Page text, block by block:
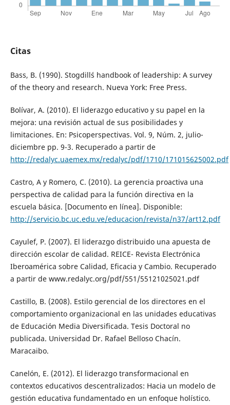
Citas
Bass, B. (1990). Stogdill´s handbook of leadership: A survey
of the theory and research. Nueva York: Free Press.
Bolívar, A. (2010). El liderazgo educativo y su papel en la
mejora: una revisión actual de sus posibilidades y
limitaciones. En: Psicoperspectivas. Vol. 9, Núm. 2, julio-
diciembre pp. 9-3. Recuperado a partir de
http://redalyc.uaemex.mx/redalyc/pdf/1710/171015625002.pdf
Castro, A y Romero, C. (2010). La gerencia proactiva una
perspectiva de calidad para la función directiva en la
escuela básica. [Documento en línea]. Disponible:
http://servicio.bc.uc.edu.ve/educacion/revista/n37/art12.pdf
Cayulef, P. (2007). El liderazgo distribuido una apuesta de
dirección escolar de calidad. REICE- Revista Electrónica
Iberoamérica sobre Calidad, Eficacia y Cambio. Recuperado
a partir de www.redalyc.org/pdf/551/55121025021.pdf
Castillo, B. (2008). Estilo gerencial de los directores en el
comportamiento organizacional en las unidades educativas
de Educación Media Diversificada. Tesis Doctoral no
publicada. Universidad Dr. Rafael Belloso Chacín.
Maracaibo.
Canelón, E. (2012). El liderazgo transformacional en
contextos educativos descentralizados: Hacia un modelo de
gestión educativa fundamentado en un enfoque holístico.